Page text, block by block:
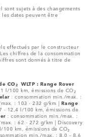
sujets à des changements
dates peuvent être
effectués par le constructeur
chiffres de la consommation
sont donnés à titre de
CO₂ WLTP : Range Rover
l/100 km, émissions de CO₂
: consommation min./max. :
: 103 - 232 g/km | Range
- 12,4 l/100 km, émissions de
: consommation min./max. :
: 62 - 272 g/km | Discovery
km, émissions de CO₂
min./max. : 8,0 – 8,6